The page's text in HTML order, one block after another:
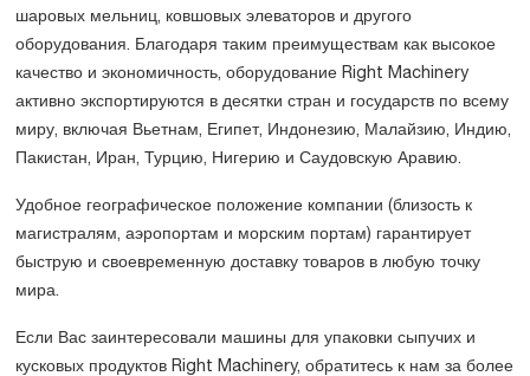
шаровых мельниц, ковшовых элеваторов и другого
оборудования. Благодаря таким преимуществам как высокое
качество и экономичность, оборудование Right Machinery
активно экспортируются в десятки стран и государств по всему
миру, включая Вьетнам, Египет, Индонезию, Малайзию, Индию,
Пакистан, Иран, Турцию, Нигерию и Саудовскую Аравию.
Удобное географическое положение компании (близость к
магистралям, аэропортам и морским портам) гарантирует
быструю и своевременную доставку товаров в любую точку
мира.
Если Вас заинтересовали машины для упаковки сыпучих и
кусковых продуктов Right Machinery, обратитесь к нам за более